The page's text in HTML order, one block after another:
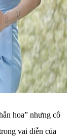
hoa” nhưng cô
vai diễn của